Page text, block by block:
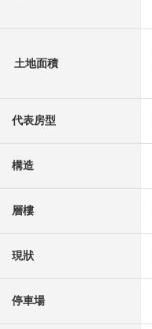
土地面積
代表房型
構造
層樓
現狀
停車場